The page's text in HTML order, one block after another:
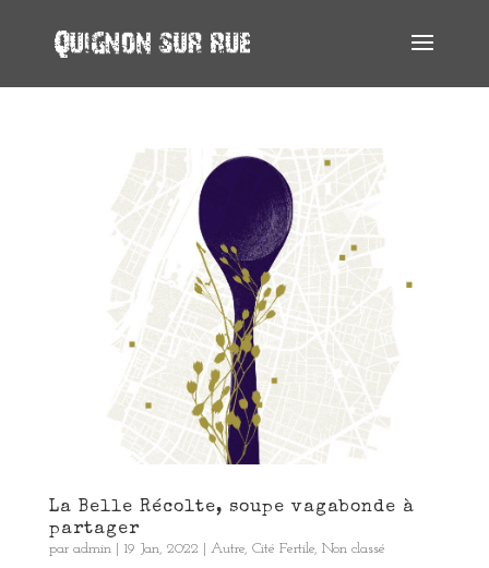
La Belle Récolte, soupe vagabonde à
partager
par admin| 19 Jan, 2022 Autre, Cité Fertile, Non classé